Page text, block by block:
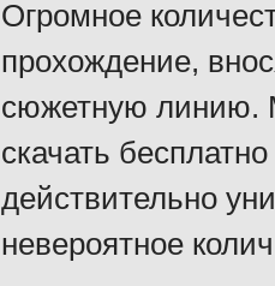
Огромное
прохождение,
сюжетную линию.
скачать
действительно
невероятное